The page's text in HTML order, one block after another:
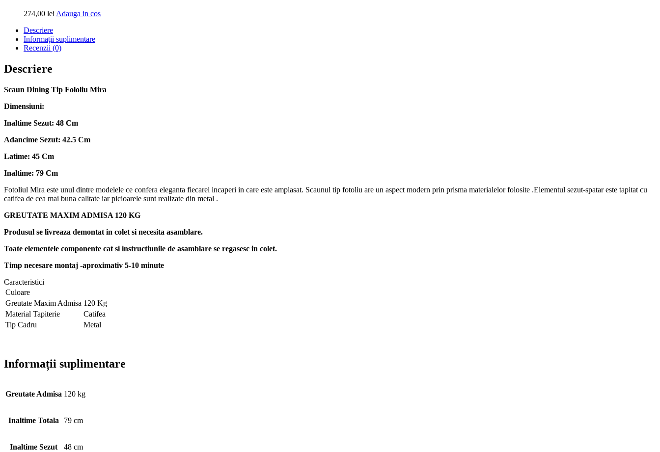
274,00 lei Adauga in cosAdauga
Descriere
Informații suplimentare
Recenzii (0)
Descriere
Scaun Dining Tip Fololiu Mira
Dimensiuni:
Inaltime Sezut: 48 Cm
Adancime Sezut: 42.5 Cm
Latime: 45 Cm
Inaltime: 79 Cm
Fotoliul Mira este unul dintre modelele ce confera eleganta fiecarei incaperi in care este amplasat. Scaunul tip fotoliu are un aspect modern prin prisma materialelor folosite .Elementul sezut-spatar este tapitat cu
catifea de cea mai buna calitate iar picioarele sunt realizate din metal .
GREUTATE MAXIM ADMISA 120 KG
Produsul se livreaza demontat in colet si necesita asamblare.
Toate elementele componente cat si instructiunile de asamblare se regasesc in colet.
Timp necesare montaj -aproximativ 5-10 minute
Caracteristici
Culoare
Greutate Maxim Admisa 120 Kg
Material Tapiterie
Catifea
Tip Cadru
Metal
Informații suplimentare
Greutate Admisa 120 kg
Inaltime Totala 79 cm
Inaltime Sezut 48 cm